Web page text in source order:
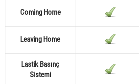
Coming Home
Leaving Home
Lastik Basınç
Sistemi